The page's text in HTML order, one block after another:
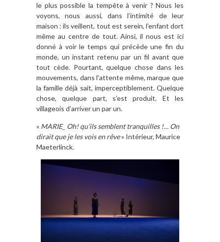
le plus possible la tempête à venir ? Nous les
voyons, nous aussi, dans l’intimité de leur
maison : ils veillent, tout est serein, l’enfant dort
même au centre de tout. Ainsi, il nous est ici
donné à voir le temps qui précède une fin du
monde, un instant retenu par un fil avant que
tout cède. Pourtant, quelque chose dans les
mouvements, dans l’attente même, marque que
la famille déjà sait, imperceptiblement. Quelque
chose, quelque part, s’est produit. Et les
villageois d’arriver un par un.
« MARIE_ Oh! qu’ils semblent tranquilles !… On
dirait que je les vois en rêve» Intérieur, Maurice
Maeterlinck.